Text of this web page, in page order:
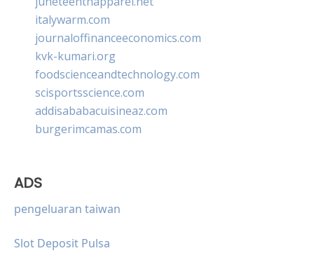
italywarm.com
journaloffinanceeconomics.com
kvk-kumari.org
foodscienceandtechnology.com
scisportsscience.com
addisababacuisineaz.com
burgerimcamas.com
ADS
pengeluaran taiwan
Slot Deposit Pulsa